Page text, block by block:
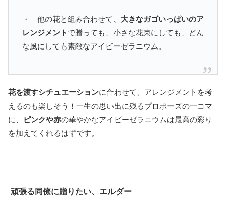
・ 他の花と組み合わせて、 大きなガゴいっぱいのア
レンジメント で贈っても、小さな花束にしても、どん
な風にしても素敵なアイビーゼラニウム。
花を渡すシチュエーションに合わせて、アレンジメントを考
えるのも楽しそう！一生の思い出に残るプロポーズの一コマ
に、
ピンクや赤の華やかなアイビーゼラニウムは最高の彩り
を加えてくれるはずです。
頑張る同僚に贈りたい、エルダー